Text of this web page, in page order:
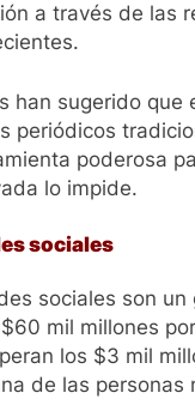
a través de las
han sugerido que
periódicos
poderosa
lo impide.
sociales
sociales son
mil millones
los $3 mil
de las